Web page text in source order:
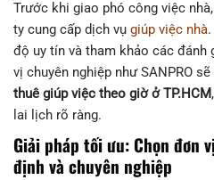
Trước khi giao phó công việc
ty cung cấp dịch vụ giúp việc nhà
độ uy tín và tham khảo các đánh
vị chuyên nghiệp như SANPRO
thuê giúp việc theo giờ ở TP.HCM
lai lịch rõ ràng.
Giải pháp tối ưu: Chọn đơn
định và chuyên nghiệp